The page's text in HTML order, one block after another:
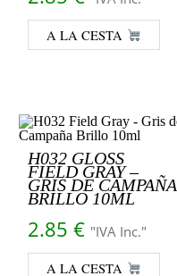
A LA CESTA
H032 GLOSS
FIELD GRAY –
GRIS DE CAMPAÑA
BRILLO 10ML
2.85 € "IVA Inc."
A LA CESTA